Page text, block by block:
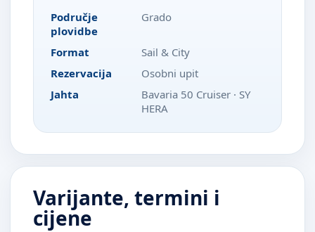
Područje
plovidbe
Grado
Format
Sail & City
Rezervacija
Osobni upit
Jahta
Bavaria 50 Cruiser · SY
HERA
Varijante, termini i
cijene